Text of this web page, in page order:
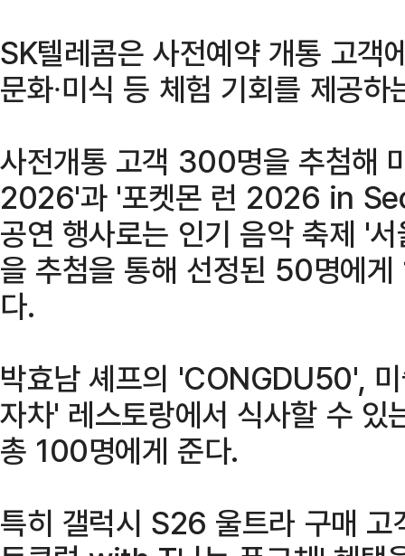
SK텔레콤은 사전예약 개통 고객
문화∙미식 등 체험 기회를 제공
사전개통 고객 300명을 추첨해
2026'과 '포켓몬 런 2026 in
공연 행사로는 인기 음악 축제 '
을 추첨을 통해 선정된 50명에
다.
박효남 셰프의 'CONGDU50',
자차' 레스토랑에서 식사할 수
총 100명에게 준다.
특히 갤럭시 S26 울트라 구매